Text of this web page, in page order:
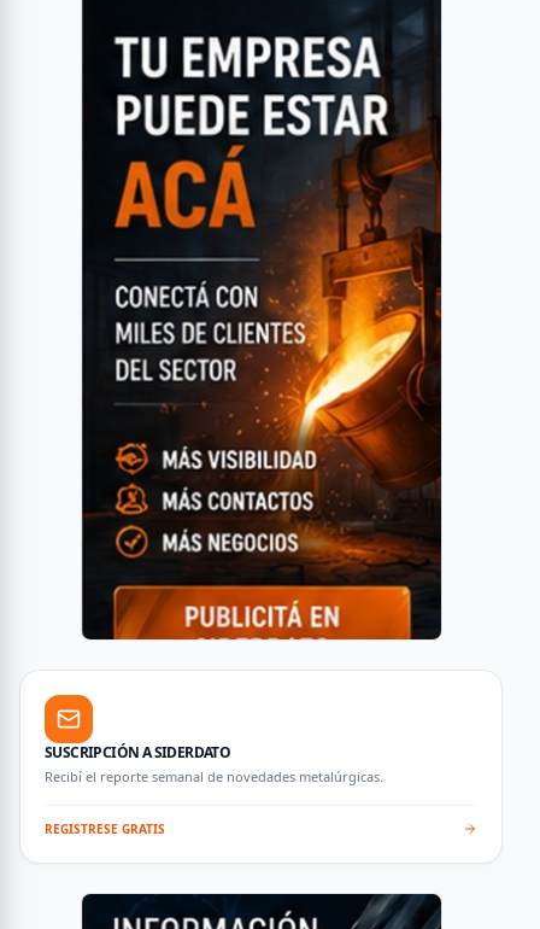
SUSCRIPCIÓN A SIDERDATO
Recibí el reporte semanal de novedades metalúrgicas.
REGISTRESE GRATIS